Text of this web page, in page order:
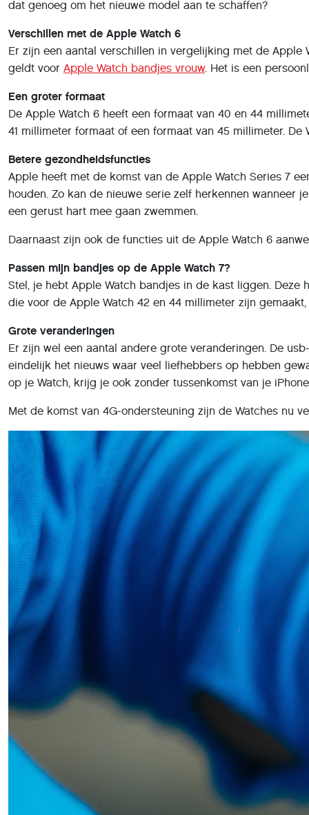
dat genoeg om het nieuwe model aan te schaffen?
Verschillen met de Apple Watch 6
Er zijn een aantal verschillen in vergelijking met de
geldt voor Apple Watch bandjes vrouw. Het is een
Een groter formaat
De Apple Watch 6 heeft een formaat van 40 en 44
41 millimeter formaat of een formaat van 45 millimeter.
Betere gezondheidsfuncties
Apple heeft met de komst van de Apple Watch Series 7
houden. Zo kan de nieuwe serie zelf herkennen
een gerust hart mee gaan zwemmen.
Daarnaast zijn ook de functies uit de Apple Watch 6
Passen mijn bandjes op de Apple Watch 7?
Stel, je hebt Apple Watch bandjes in de kast liggen.
die voor de Apple Watch 42 en 44 millimeter zijn
Grote veranderingen
Er zijn wel een aantal andere grote veranderingen. De
eindelijk het nieuws waar veel liefhebbers op hebben
op je Watch, krijg je ook zonder tussenkomst van je
Met de komst van 4G-ondersteuning zijn de Watches nu